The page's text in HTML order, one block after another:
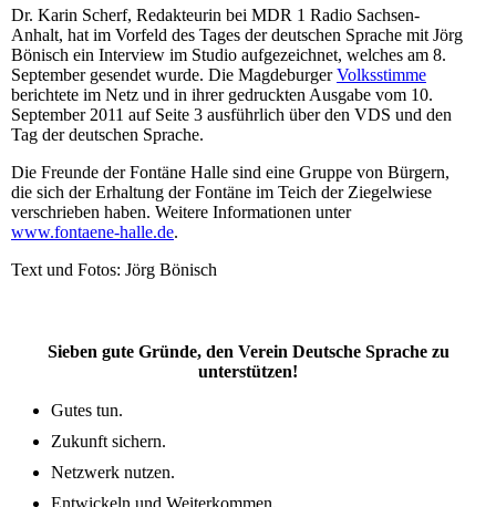
Dr. Karin Scherf, Redakteurin bei MDR 1 Radio Sachsen-
Anhalt, hat im Vorfeld des Tages der deutschen Sprache mit Jörg
Bönisch ein Interview im Studio aufgezeichnet, welches am 8.
September gesendet wurde. Die MagdeburgerVolksstimme
berichtete im Netz und in ihrer gedruckten Ausgabe vom 10.
September 2011 auf Seite 3 ausführlich über den VDS und den
Tag der deutschen Sprache.
Die Freunde der Fontäne Halle sind eine Gruppe von Bürgern,
die sich der Erhaltung der Fontäne im Teich der Ziegelwiese
verschrieben haben. Weitere Informationen unter
www.fontaene-halle.de.
Text und Fotos: Jörg Bönisch
Sieben gute Gründe, den Verein Deutsche Sprache zu
unterstützen!
Gutes tun.
Zukunft sichern.
Netzwerk nutzen.
Entwickeln und Weiterkommen.